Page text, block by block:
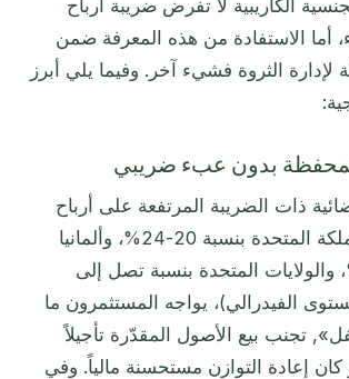
الكاريبية لا تفرض ضريبة أرباح
الاستفادة من هذه المعرفة ضمن
لإدارة الثروة فشيء آخر. وفيما يلي أبرز
بدون عبء ضريبي
ذات الضريبة المرتفعة على أرباح
رأس المال (المملكة المتحدة بنسبة 20-24%، وألمانيا
26.375%، والولايات المتحدة بنسبة تصل إلى
الفيدرالي)، يواجه المستثمرون ما
تجنب بيع الأصول المقدّرة تأجيلاً
كان إعادة التوازن مستحسنة مالياً. وفي